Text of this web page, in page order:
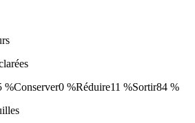
%Conserver0 %Réduire11 %Sortir84 %